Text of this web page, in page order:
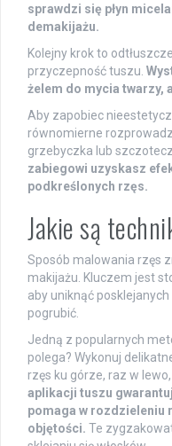
sprawdzi się płyn
demakijażu.
Kolejny krok to
przyczepność tuszu.
żelem do mycia twarzy,
Aby zapobiec
równomierne
grzebyczka lub
zabiegowi uzyskasz
podkreślonych rzęs.
Jakie są
Sposób malowania rzęs
makijażu. Kluczem jest
aby uniknąć
pogrubić.
Jedną z popularnych
polega? Wykonuj
rzęs ku górze, raz w
aplikacji tuszu
pomaga w rozdzieleniu
objętości. Te